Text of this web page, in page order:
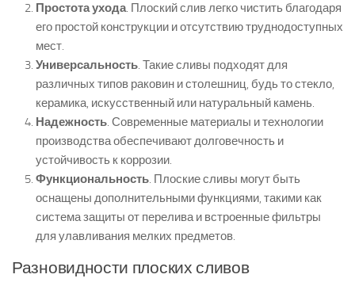
Простота ухода. Плоский слив легко чистить благодаря
его простой конструкции и отсутствию труднодоступных
мест.
Универсальность. Такие сливы подходят для
различных типов раковин и столешниц, будь то стекло,
керамика, искусственный или натуральный камень.
Надежность. Современные материалы и технологии
производства обеспечивают долговечность и
устойчивость к коррозии.
Функциональность. Плоские сливы могут быть
оснащены дополнительными функциями, такими как
система защиты от перелива и встроенные фильтры
для улавливания мелких предметов.
Разновидности плоских сливов